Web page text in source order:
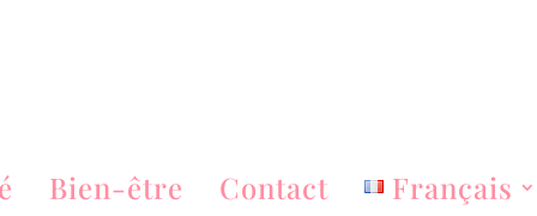
Bien-être Contact Français